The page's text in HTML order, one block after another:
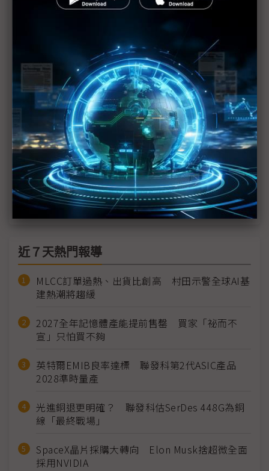
Apple Intelligence關鍵優勢：數據壁壘
Apple Intelligence來襲 有望帶動iPhone換機
Sam Altman低調現身WWDC 蘋果無意讓OpenAI搶
走版面
Vision Pro多國上市時間確認 原生App恐怕還不夠多
蘋果Vision Pro新導入呼吸追蹤功能
Elon Musk嗆把蘋果裝置關籠子 警示整合OpenAI技
術風險
近７天熱門報導
MLCC訂單過熱、出貨比創高 村田示警全球AI基
建熱潮將趨緩
2027全年記憶體產能提前售罄 買家「祕而不
宣」只怕買不夠
英特爾EMIB良率達標 聯發科第2代ASIC產品
2028準時量產
光進銅退更明確？ 聯發科估SerDes 448G為銅
線「最終戰場」
SpaceX晶片採購大轉向 Elon Musk捨超微全面
採用NVIDIA